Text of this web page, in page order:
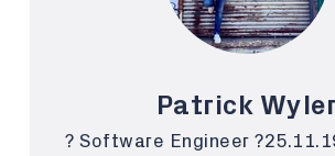
Patrick Wyler
? Software Engineer